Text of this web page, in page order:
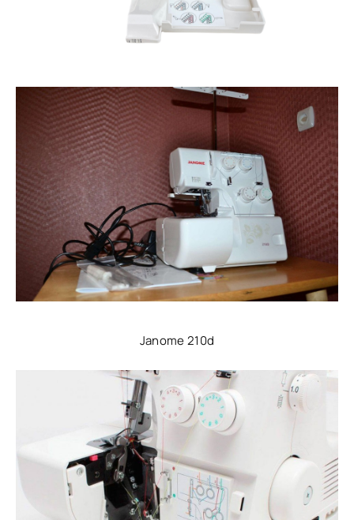
Janome 210d